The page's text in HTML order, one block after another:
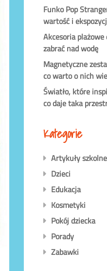
Funko Pop
wartość i
Akcesoria
zabrać nad wodę
Magnetyczne
co warto o nich
Światło, które
co daje taka
Kategorie
Artykuły szkolne
Dzieci
Edukacja
Kosmetyki
Pokój dziecka
Porady
Zabawki